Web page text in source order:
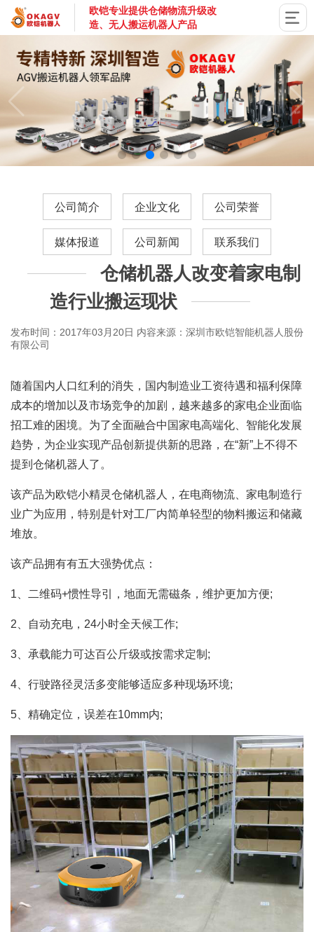
欧铠专业提供仓储物流升级改
造、无人搬运机器人产品
公司简介 企业文化 公司荣誉
媒体报道 公司新闻 联系我们
仓储机器人改变着家电制
造行业搬运现状
发布时间：2017年03月20日 内容来源：深圳市欧铠智能机器人股份
有限公司
随着国内人口红利的消失，国内制造业工资待遇和福利保障
成本的增加以及市场竞争的加剧，越来越多的家电企业面临
招工难的困境。为了全面融合中国家电高端化、智能化发展
趋势，为企业实现产品创新提供新的思路，在“新”上不得不
提到 仓储机器人 了。
该产品为欧铠小精灵仓储机器人，在电商物流、家电制造行
业广为应用，特别是针对工厂内简单轻型的物料搬运和储藏
堆放。
该产品拥有有五大强势优点：
1、二维码+惯性导引，地面无需磁条，维护更加方便;
2、自动充电，24小时全天候工作;
3、承载能力可达百公斤级或按需求定制;
4、行驶路径灵活多变能够适应多种现场环境;
5、精确定位，误差在10mm内;